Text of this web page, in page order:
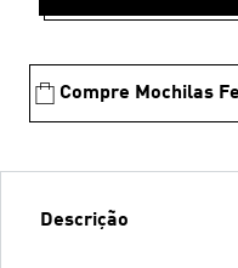
Compre Mochilas
Descrição